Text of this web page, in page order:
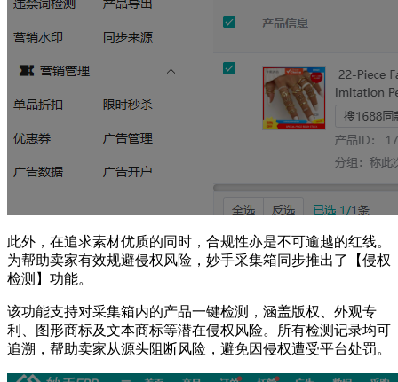
此外，在追求素材优质的同时，合规性亦是不可逾越的红线。
为帮助卖家有效规避侵权风险，妙手采集箱同步推出了【侵权
检测】功能。
该功能支持对采集箱内的产品一键检测，涵盖版权、外观专
利、图形商标及文本商标等潜在侵权风险。所有检测记录均可
追溯，帮助卖家从源头阻断风险，避免因侵权遭受平台处罚。